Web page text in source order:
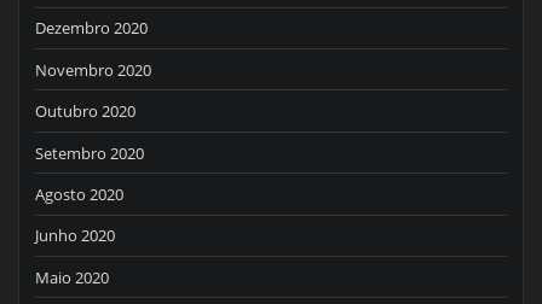
Dezembro 2020
Novembro 2020
Outubro 2020
Setembro 2020
Agosto 2020
Junho 2020
Maio 2020